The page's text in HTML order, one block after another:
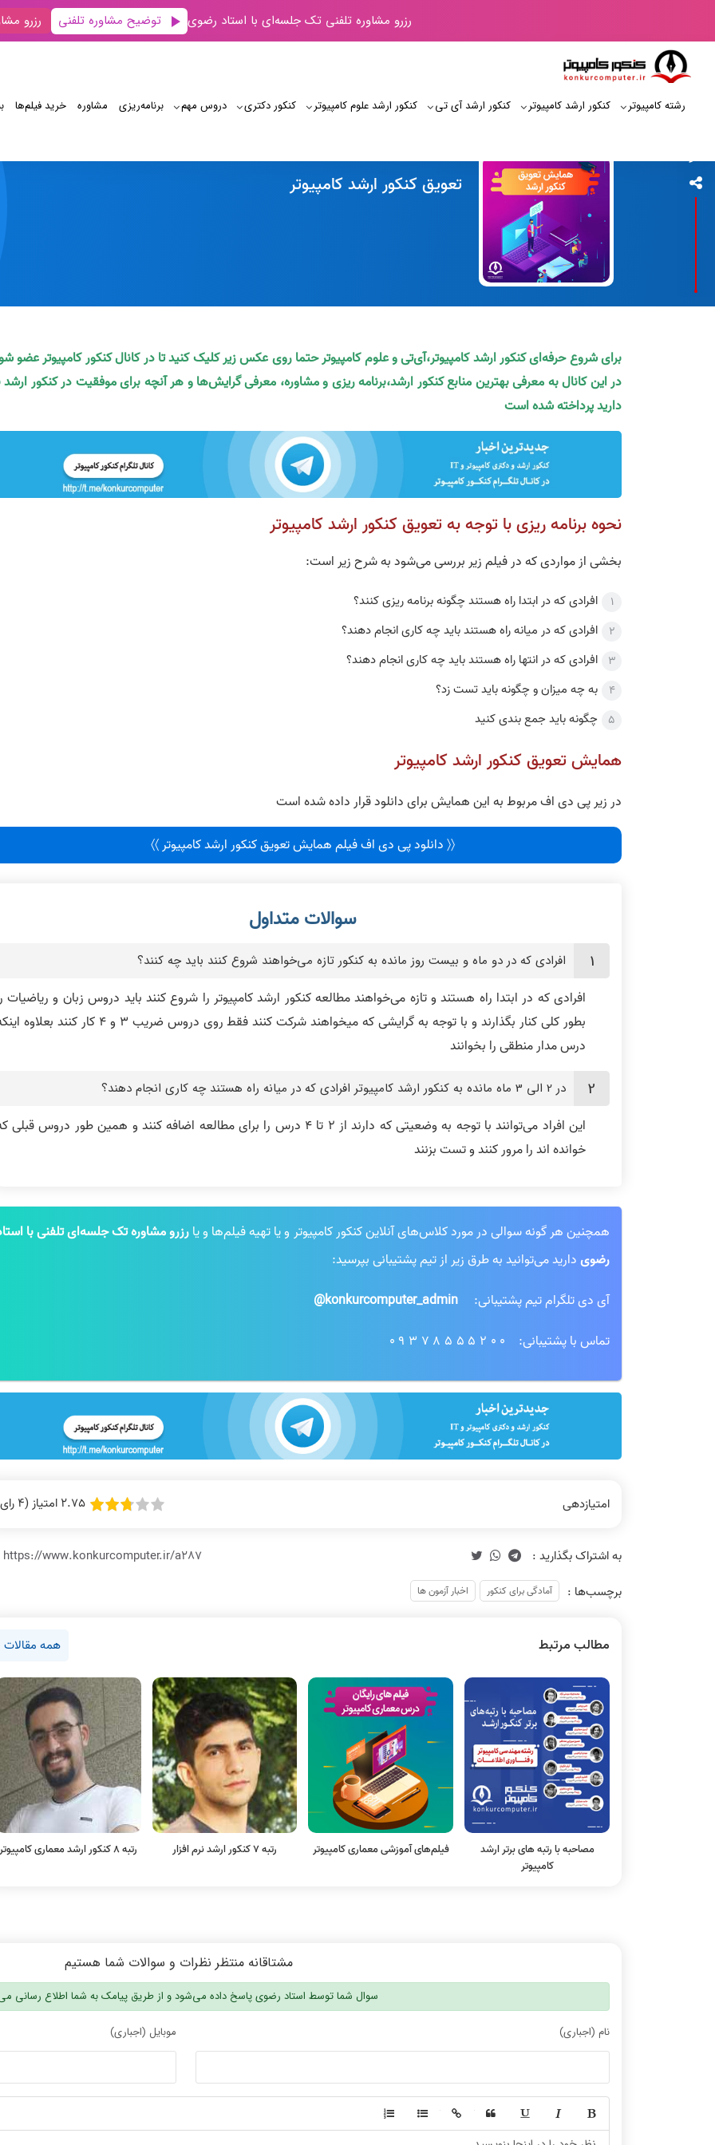
رزرو مشاوره تلفنی تک جلسه‌ای با استاد رضوی توضیح مشاوره تلفنی رزرو
رشته کامپیوتر کنکور ارشد کامپیوتر کنکور ارشد آی‌ تی کنکور ارشد علوم کامپیوتر کنکور دکتری دروس مهم برنامه‌‌ریزی مشاوره خرید فیلم‌ها
تعویق کنکور ارشد کامپیوتر
برای شروع حرفه‌ای کنکور ارشد کامپیوتر،آی‌تی و علوم کامپیوتر حتما روی عکس زیر کلیک کنید تا در کانال کنکور کامپیوتر عضو
در این کانال به معرفی بهترین منابع کنکور ارشد،برنامه ریزی و مشاوره، معرفی گرایش‌ها و هر آنچه برای موفقیت در کنکور ارشد
دارید پرداخته شده است
نحوه برنامه ریزی با توجه به تعویق کنکور ارشد کامپیوتر
بخشی از مواردی که در فیلم زیر بررسی می‌شود به شرح زیر است:
افرادی که در ابتدا راه هستند چگونه برنامه ریزی کنند؟
افرادی که در میانه راه هستند باید چه کاری انجام دهند؟
افرادی که در انتها راه هستند باید چه کاری انجام دهند؟
به چه میزان و چگونه باید تست زد؟
چگونه باید جمع بندی کنید
همایش تعویق کنکور ارشد کامپیوتر
در زیر پی دی اف مربوط به این همایش برای دانلود قرار داده شده است
〈〈 دانلود پی دی اف فیلم همایش تعویق کنکور ارشد کامپیوتر 〉〉
افرادی که در دو ماه و بیست روز مانده به کنکور تازه می‌خواهند شروع کنند باید چه کنند؟
افرادی که در ابتدا راه هستند و تازه می‌خواهند مطالعه کنکور ارشد کامپیوتر را شروع کنند باید دروس زبان و ریاضیات
بطور کلی کنار بگذارند و با توجه به گرایشی که میخواهند شرکت کنند فقط روی دروس ضریب 3 و 4 کار کنند
درس مدار منطقی را بخوانند
در 2 الی 3 ماه مانده به کنکور ارشد کامپیوتر افرادی که در میانه راه هستند چه کاری انجام دهند؟
این افراد می‌توانند با توجه به وضعیتی که دارند از 2 تا 4 درس را برای مطالعه اضافه کنند و همین طور دروس قبلی
خوانده اند را مرور کنند و تست بزنند
همچنین هر گونه سوالی در مورد کلاس‌های آنلاین کنکور کامپیوتر و یا تهیه فیلم‌ها و یارزرو مشاوره تک جلسه‌ای تلفنی با
رضویدارید می‌توانید به طرق زیر از تیم پشتیبانی بپرسید:
آی دی تلگرام تیم پشتیبانی: konkurcomputer_admin@
تماس با پشتیبانی:
09378555200
امتیازدهی 2.75 امتیاز (4 رای)
https://www.konkurcomputer.ir/a287
برچسب‌ها :
آمادگی برای کنکور اخبار آزمون ها
مطالب مرتبط همه مقالات
مصاحبه با رتبه های برتر ارشد
کامپیوتر
فیلم‌های آموزشی معماری کامپیوتر رتبه 7 کنکور ارشد نرم افزار رتبه 8 کنکور ارشد معماری کامپیوتر
مشتاقانه منتظر نظرات و سوالات شما هستیم
سوال شما توسط استاد رضوی پاسخ داده می‌شود و از طریق پیامک به شما اطلاع رسانی
نام (اجباری) موبایل (اجباری)
-
-
-
-